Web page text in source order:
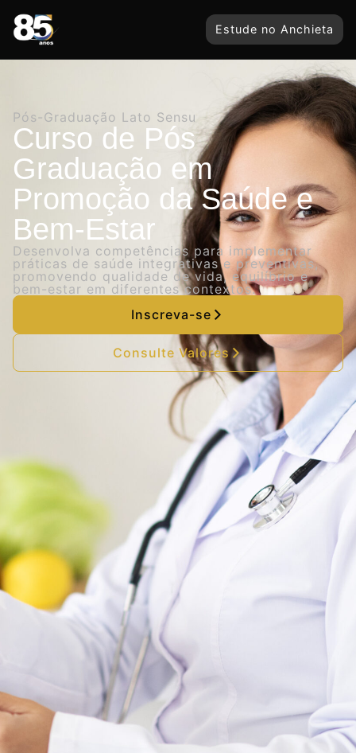
Estude no Anchieta
Pós-Graduação Lato Sensu
Curso de Pós
Graduação em
Promoção da Saúde e
Bem-Estar
Desenvolva competências para implementar
práticas de saúde integrativas e preventivas,
promovendo qualidade de vida, equilíbrio e
bem-estar em diferentes contextos.
Inscreva-se
Consulte Valores